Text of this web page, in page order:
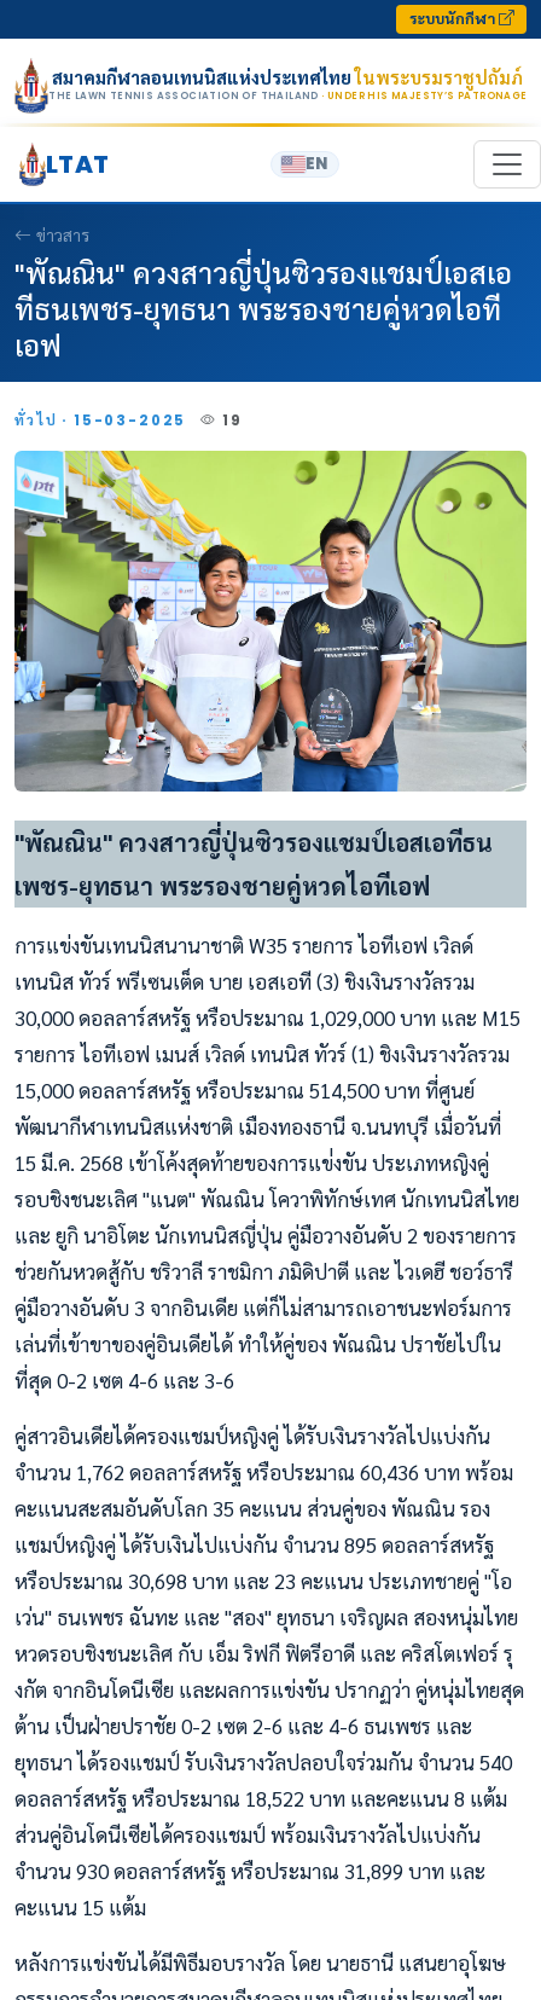
ระบบนักกีฬา
สมาคมกีฬาลอนเทนนิสแห่งประเทศไทยในพระบรมราชูปถัมภ์
THE LAWN TENNIS ASSOCIATION OF THAILAND · UNDER HIS MAJESTY’S PATRONAGE
LTAT EN
ข่าวสาร
"พัณณิน" ควงสาวญี่ปุ่นซิวรองแชมป์เอสเอ
ทีธนเพชร-ยุทธนา พระรองชายคู่หวดไอที
เอฟ
ทั่วไป · 15-03-2025 19
"พัณณิน" ควงสาวญี่ปุ่นซิวรองแชมป์เอสเอทีธน
เพชร-ยุทธนา พระรองชายคู่หวดไอทีเอฟ
การแข่งขันเทนนิสนานาชาติ W35 รายการ ไอทีเอฟ เวิลด์
เทนนิส ทัวร์ พรีเซนเต็ด บาย เอสเอที (3) ชิงเงินรางวัลรวม
30,000 ดอลลาร์สหรัฐ หรือประมาณ 1,029,000 บาท และ M15
รายการ ไอทีเอฟ เมนส์ เวิลด์ เทนนิส ทัวร์ (1) ชิงเงินรางวัลรวม
15,000 ดอลลาร์สหรัฐ หรือประมาณ 514,500 บาท ที่ศูนย์
พัฒนากีฬาเทนนิสแห่งชาติ เมืองทองธานี จ.นนทบุรี เมื่อวันที่
15 มี.ค. 2568 เข้าโค้งสุดท้ายของการแข่่งขัน ประเภทหญิงคู่
รอบชิงชนะเลิศ "แนต" พัณณิน โควาพิทักษ์เทศ นักเทนนิสไทย
และ ยูกิ นาอิโตะ นักเทนนิสญี่ปุ่น คู่มือวางอันดับ 2 ของรายการ
ช่วยกันหวดสู้กับ ชริวาลี ราชมิกา ภมิดิปาตี และ ไวเดฮี ชอว์ธารี
คู่มือวางอันดับ 3 จากอินเดีย แต่ก็ไม่สามารถเอาชนะฟอร์มการ
เล่นที่เข้าขาของคู่อินเดียได้ ทำให้คู่ของ พัณณิน ปราชัยไปใน
ที่สุด 0-2 เซต 4-6 และ 3-6
คู่สาวอินเดียได้ครองแชมป์หญิงคู่ ได้รับเงินรางวัลไปแบ่งกัน
จำนวน 1,762 ดอลลาร์สหรัฐ หรือประมาณ 60,436 บาท พร้อม
คะแนนสะสมอันดับโลก 35 คะแนน ส่วนคู่ของ พัณณิน รอง
แชมป์หญิงคู่ ได้รับเงินไปแบ่งกัน จำนวน 895 ดอลลาร์สหรัฐ
หรือประมาณ 30,698 บาท และ 23 คะแนน ประเภทชายคู่ "โอ
เว่น" ธนเพชร ฉันทะ และ "สอง" ยุทธนา เจริญผล สองหนุ่มไทย
หวดรอบชิงชนะเลิศ กับ เอ็ม ริฟกี ฟิตรีอาดี และ คริสโตเฟอร์ รุ
งกัต จากอินโดนีเซีย และผลการแข่งขัน ปรากฏว่า คู่หนุ่มไทยสุด
ต้าน เป็นฝ่ายปราชัย 0-2 เซต 2-6 และ 4-6 ธนเพชร และ
ยุทธนา ได้รองแชมป์ รับเงินรางวัลปลอบใจร่วมกัน จำนวน 540
ดอลลาร์สหรัฐ หรือประมาณ 18,522 บาท และคะแนน 8 แต้ม
ส่วนคู่อินโดนีเซียได้ครองแชมป์ พร้อมเงินรางวัลไปแบ่งกัน
จำนวน 930 ดอลลาร์สหรัฐ หรือประมาณ 31,899 บาท และ
คะแนน 15 แต้ม
หลังการแข่งขันได้มีพิธีมอบรางวัล โดย นายธานี แสนยาอุโฆษ